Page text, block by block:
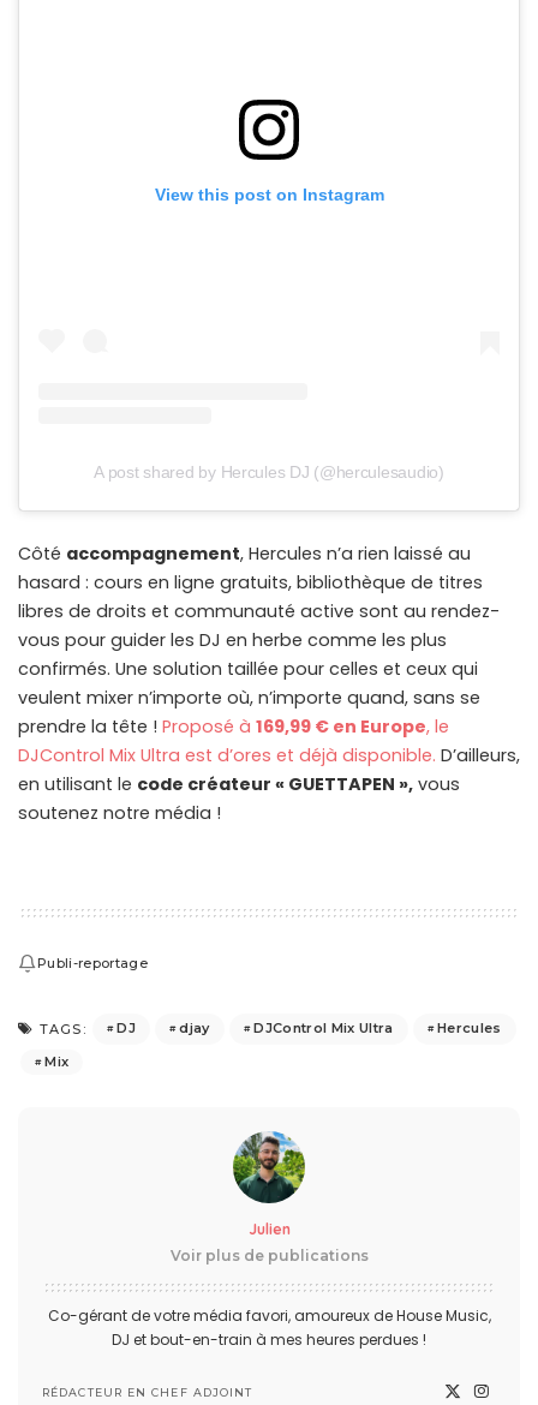
View this post on Instagram
A post shared by Hercules DJ (@herculesaudio)
Côté accompagnement, Hercules n’a rien laissé au
hasard : cours en ligne gratuits, bibliothèque de titres
libres de droits et communauté active sont au rendez-
vous pour guider les DJ en herbe comme les plus
confirmés. Une solution taillée pour celles et ceux qui
veulent mixer n’importe où, n’importe quand, sans se
prendre la tête ! Proposé à 169,99 € en Europe, le
DJControl Mix Ultra est d’ores et déjà disponible. D’ailleurs,
en utilisant le code créateur « GUETTAPEN », vous
soutenez notre média !
Publi-reportage
TAGS: DJ djay DJControl Mix Ultra
Hercules
Mix
Julien
Voir plus de publications
Co-gérant de votre média favori, amoureux de House Music,
DJ et bout-en-train à mes heures perdues !
RÉDACTEUR EN CHEF ADJOINT